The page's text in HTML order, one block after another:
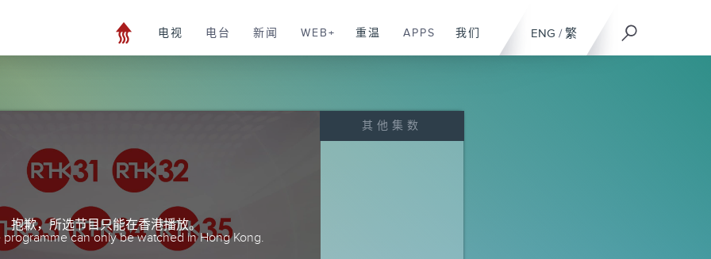
ENG / 繁
电视 电台 新闻 WEB+ 重温 APPS 我们
抱歉，所选节目只能在香港播放。
programme can only be watched in Hong Kong.
其他集数